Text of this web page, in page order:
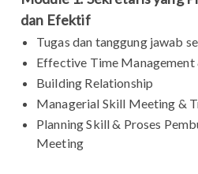
dan Efektif
Tugas dan tanggung jawab
Effective Time Management
Building Relationship
Managerial Skill Meeting &
Planning Skill & Proses
Meeting